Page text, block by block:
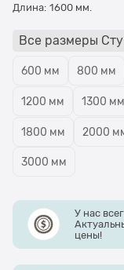
Длина: 1600 мм.
Все размеры
600 мм 800 мм
1200 мм 1300 мм
1800 мм 2000
3000 мм
У нас
цены!